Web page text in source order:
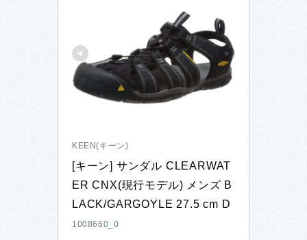
KEEN(キーン)
[キーン] サンダル CLEARWAT
ER CNX(現行モデル) メンズ B
LACK/GARGOYLE 27.5 cm D
1008660_0